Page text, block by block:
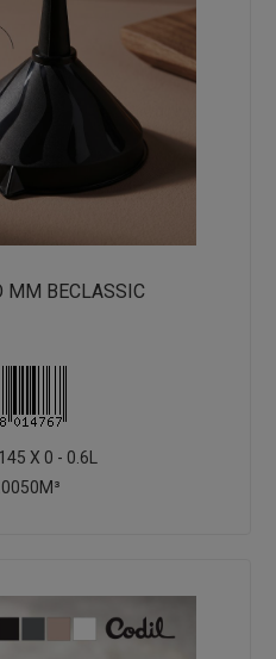
MM BECLASSIC
X 0 - 0.6L